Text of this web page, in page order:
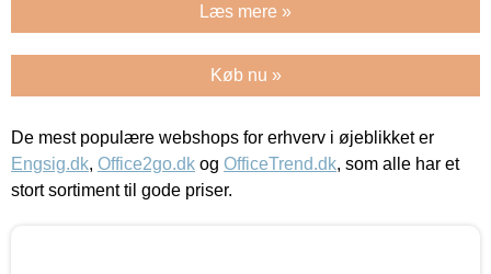
Læs mere »
Køb nu »
De mest populære webshops for erhverv i øjeblikket er
Engsig.dk, Office2go.dk og OfficeTrend.dk, som alle har et
stort sortiment til gode priser.